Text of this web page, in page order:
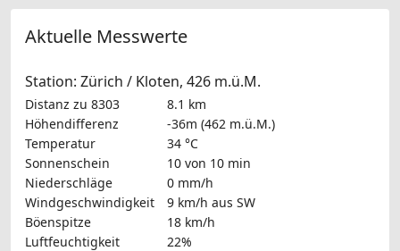
Aktuelle Messwerte
Station: Zürich / Kloten, 426 m.ü.M.
Distanz zu 8303
8.1 km
Höhendifferenz
-36m (462 m.ü.M.)
Temperatur
34 °C
Sonnenschein
10 von 10 min
Niederschläge
0 mm/h
Windgeschwindigkeit
9 km/h aus SW
Böenspitze
18 km/h
Luftfeuchtigkeit
22%